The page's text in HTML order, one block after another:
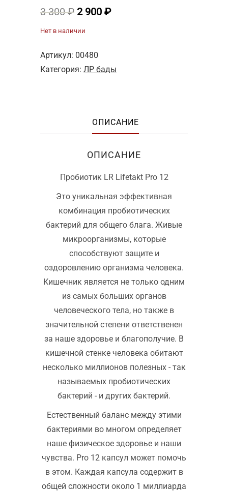
3 300₽ Первоначальная
3
300 ₽.
2 900 ₽Текущая
Нет в наличии
Артикул: 00480
Категория: ЛР бады
ОПИСАНИЕ
ОПИСАНИЕ
Пробиотик LR Lifetakt Pro 12
Это уникальная эффективная
комбинация пробиотических
бактерий для общего блага. Живые
микроорганизмы, которые
способствуют защите и
оздоровлению организма человека.
Кишечник является не только одним
из самых больших органов
человеческого тела, но также в
значительной степени ответственен
за наше здоровье и благополучие. В
кишечной стенке человека обитают
несколько миллионов полезных - так
называемых пробиотических
бактерий - и других бактерий.
Естественный баланс между этими
бактериями во многом определяет
наше физическое здоровье и наши
чувства. Pro 12 капсул может помочь
в этом. Каждая капсула содержит в
общей сложности около 1 миллиарда